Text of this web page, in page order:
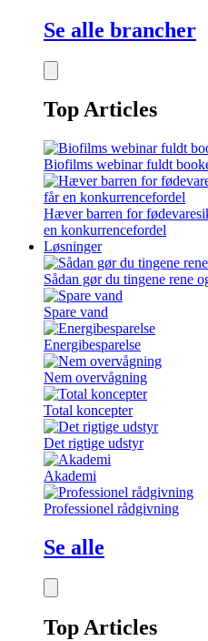
Se alle brancher
Top Articles
Biofilms webinar fuldt
Hæver barren for
en konkurrencefordel
Løsninger
Sådan gør du tingene rene
Spare vand
Energibesparelse
Nem overvågning
Total koncepter
Det rigtige udstyr
Akademi
Professionel rådgivning
Se alle
Top Articles